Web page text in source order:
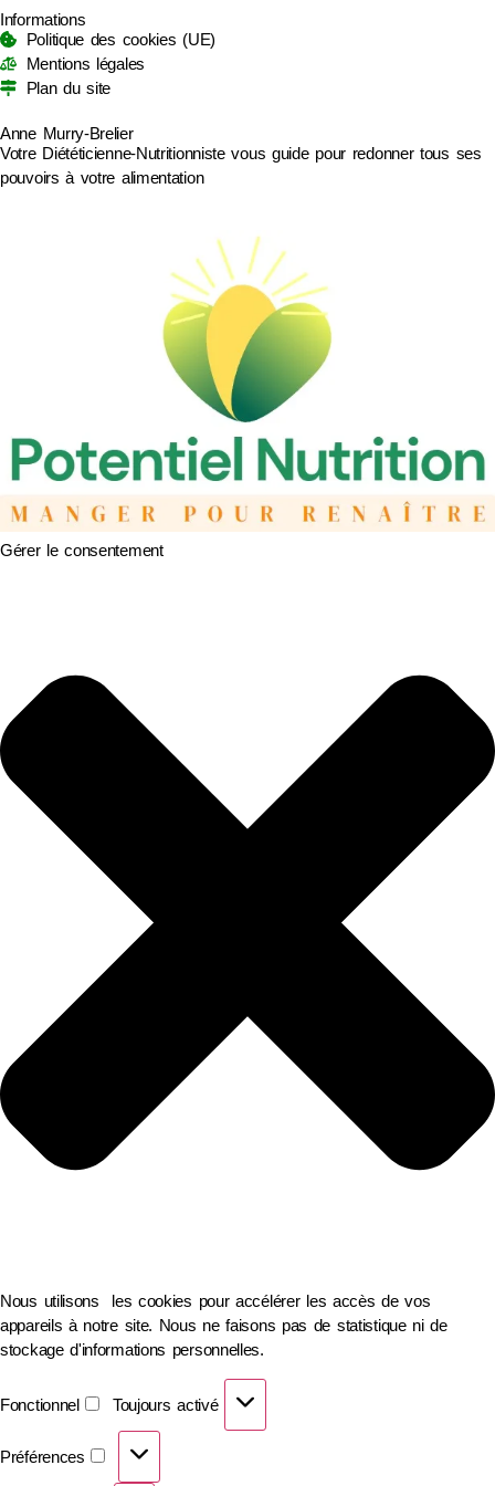
Informations
Politique des cookies (UE)
Mentions légales
Plan du site
Anne Murry-Brelier
Votre Diététicienne-Nutritionniste vous guide pour redonner tous ses
pouvoirs à votre alimentation
Gérer le consentement
Nous utilisons les cookies pour accélérer les accès de vos
appareils à notre site. Nous ne faisons pas de statistique ni de
stockage d'informations personnelles.
Fonctionnel Toujours activé
Préférences